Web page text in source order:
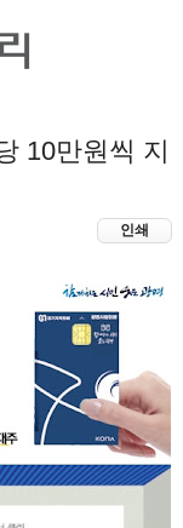
10만원씩 지
인쇄